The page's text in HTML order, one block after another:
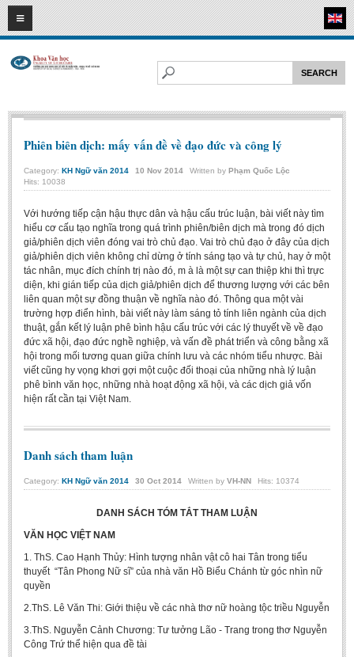
08 2026
HOME
Faculty of Literature
Department of Literary Theory and Criticism
Department of Foreign Literatures and Comparative Literature
Department of Sinology-Nom Studies
Department of Arts Studies
Center of Sinology and Nom Studies
Images - Events
ACADEMIC
Undergraduate: Regular Degree
Undergraduate: Honor Degree
Linguistics
Vietnamese Folk Culture
Literary Theory & Criticism
Vietnamese Literature
Foreign Literatures & Comparative Literature
Theater and Film
Phiên biên dịch: mấy vấn đề về đạo đức và công lý
Category: KH Ngữ văn 2014 10 Nov 2014 Written by Phạm Quốc Lộc
Hits: 10038
Với hướng tiếp cận hậu thực dân và hậu cấu trúc luận, bài viết này tìm
hiểu cơ cấu tạo nghĩa trong quá trình phiên/biên dịch mà trong đó dịch
giả/phiên dịch viên đóng vai trò chủ đạo. Vai trò chủ đạo ở đây của dịch
giả/phiên dịch viên không chỉ dừng ở tính sáng tạo và tự chủ, hay ở một
tác nhân, mục đích chính trị nào đó, m à là một sự can thiệp khi thì trực
diện, khi gián tiếp của dịch giả/phiên dịch để thương lượng với các bên
liên quan một sự đồng thuận về nghĩa nào đó. Thông qua một vài
trường hợp điển hình, bài viết này làm sáng tỏ tính liên ngành của dịch
thuật, gắn kết lý luận phê bình hậu cấu trúc với các lý thuyết về về đạo
đức xã hội, đạo đức nghề nghiệp, và vấn đề phát triển và công bằng xã
hội trong mối tương quan giữa chính lưu và các nhóm tiểu nhược. Bài
viết cũng hy vọng khơi gợi một cuộc đối thoại của những nhà lý luận
phê bình văn học, những nhà hoạt động xã hội, và các dịch giả vốn
hiện rất cần tại Việt Nam.
Danh sách tham luận
Category: KH Ngữ văn 2014 30 Oct 2014 Written by VH-NN Hits: 10374
DANH SÁCH TÓM TẮT THAM LUẬN
VĂN HỌC VIỆT NAM
1. ThS. Cao Hạnh Thủy: Hình tượng nhân vật cô hai Tân trong tiểu
thuyết “Tân Phong Nữ sĩ” của nhà văn Hồ Biểu Chánh từ góc nhìn nữ
quyền
2.ThS. Lê Văn Thi: Giới thiệu về các nhà thơ nữ hoàng tộc triều Nguyễn
3.ThS. Nguyễn Cảnh Chương: Tư tưởng Lão - Trang trong thơ Nguyễn
Công Trứ thể hiện qua đề tài